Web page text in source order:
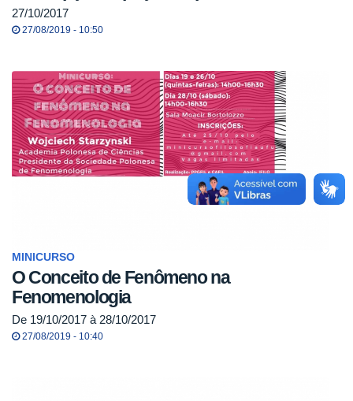
27/10/2017
27/08/2019 - 10:50
MINICURSO
O Conceito de Fenômeno na
Fenomenologia
De 19/10/2017 à 28/10/2017
27/08/2019 - 10:40